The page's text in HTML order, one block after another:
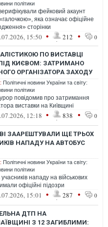
політики
фейковий акаунт
яка означає офіційне
сторінки
15:50 • 212 • 0
ПО ВИСТАВЦІ
КИЄВОМ: ЗАТРИМАНО
ОРГАНІЗАТОРА ЗАХОДУ
Політичні новини України та світу:
політики
повідомив про затримання
виставки на Київщині
12:18 • 838 • 0
ЗААРЕШТУВАЛИ ЩЕ ТРЬОХ
НАПАДУ НА АВТОБУС
Політичні новини України та світу:
політики
нападу на військових
офіційні підозри
15:01 • 287 • 0
ДТП НА
З 12 ЗАГИБЛИМИ: